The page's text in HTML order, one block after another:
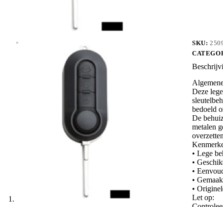
SKU:
Deze
bedoeld
De
metalen
• Lege
•
•
•
•
Let op: